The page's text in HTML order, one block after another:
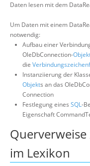
Daten lesen mit dem
Um Daten mit einem
notwendig:
Aufbau einer
OleDbConnection-
die
Instanziierung der
Objekts an das
Connection
Festlegung eines SQL-
Eigenschaft
im Lexikon